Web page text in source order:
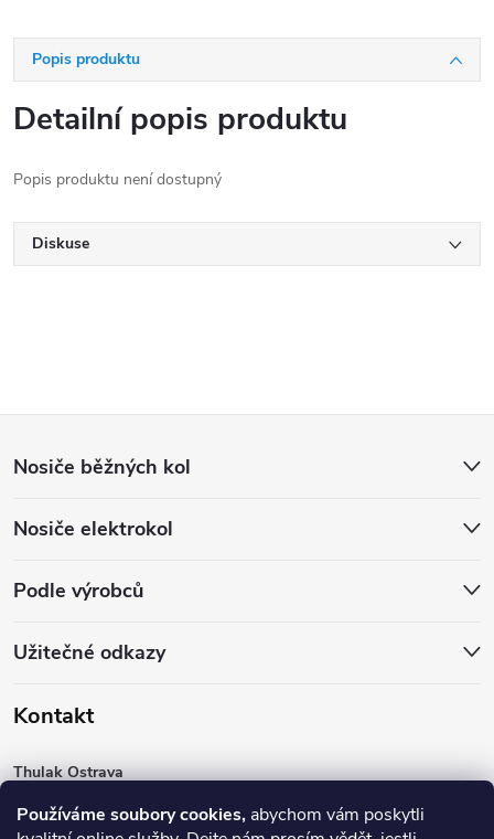
Používáme soubory cookies, abychom vám poskytli
Popis produktu
Detailní popis produktu
Popis produktu není dostupný
Diskuse
p
a
Nosiče běžných kol
Nosiče elektrokol
Podle výrobců
Užitečné odkazy
Kontakt
Thulak Ostrava
712 00 Ostrava – Slezská Ostrava